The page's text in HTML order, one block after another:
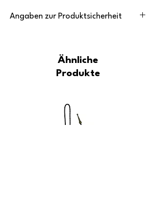
Angaben zur Produktsicherheit
Street, Unit A, San Francisco, CA 94105,
Verantwortliche Person
howdy@southwesterncollars.com
Ähnliche
Produkte